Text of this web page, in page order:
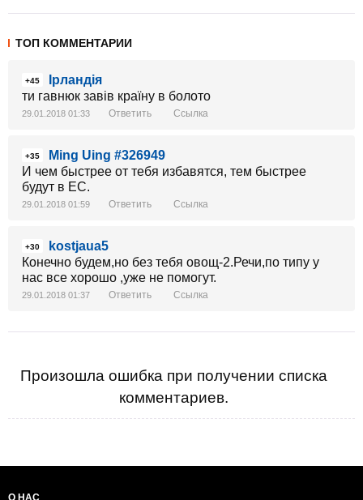
ТОП КОММЕНТАРИИ
+45
Ірландія
ти гавнюк завів країну в болото
29.01.2018 01:33 Ответить Ссылка
+35
Ming Uing #326949
И чем быстрее от тебя избавятся, тем быстрее
будут в ЕС.
29.01.2018 01:59 Ответить Ссылка
+30
kostjaua5
Конечно будем,но без тебя овощ-2.Речи,по типу у
нас все хорошо ,уже не помогут.
29.01.2018 01:37 Ответить Ссылка
Произошла ошибка при получении списка
комментариев.
О НАС